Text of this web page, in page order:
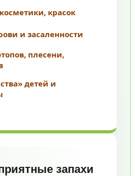
красок
и засаленности
плесени,
детей и
запахи